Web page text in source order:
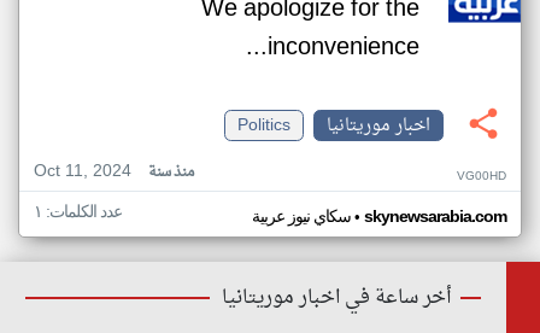
We apologize for the
inconvenience...
اخبار موريتانيا
Politics
Oct 11, 2024
منذ سنة VG00HD
سكاي نيوز عربية• skynewsarabia.com عدد الكلمات: ١
أخر ساعة في اخبار موريتانيا